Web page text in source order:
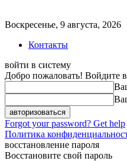
Воскресенье, 9 августа, 2026
Контакты
войти в систему
Добро пожаловать! Войдите
Forgot your password? Get help
Политика
восстановление пароля
Восстановите свой пароль